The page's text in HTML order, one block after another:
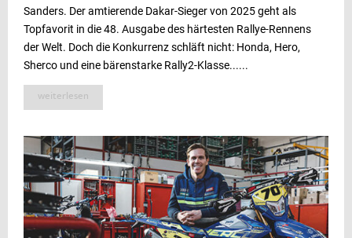
Sanders. Der amtierende Dakar-Sieger von 2025 geht als
Topfavorit in die 48. Ausgabe des härtesten Rallye-Rennens
der Welt. Doch die Konkurrenz schläft nicht: Honda, Hero,
Sherco und eine bärenstarke Rally2-Klasse......
weiterlesen